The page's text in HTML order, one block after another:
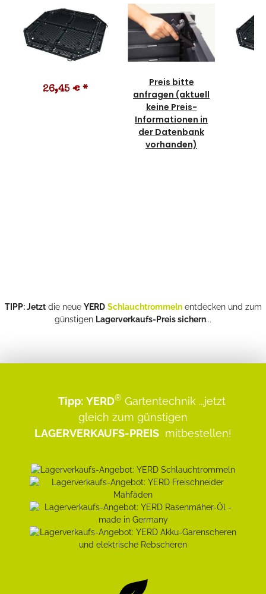
26,45 € *
Preis bitte
anfragen (aktuell
keine Preis-
Informationen in
der Datenbank
vorhanden)
TIPP: Jetztdie neue YERD Schlauchtrommelnentdecken und zum
günstigen Lagerverkaufs-Preis sichern...
Tipp: YERD® Gartentechnik ...jetzt
gleich zum günstigen
LAGERVERKAUFS-PREIS mitbestellen!